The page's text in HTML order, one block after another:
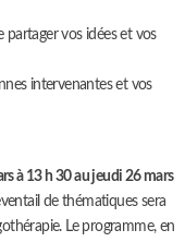
partager vos idées et vos
intervenantes et vos
à 13 h 30 au jeudi 26 mars
de thématiques sera
Le programme, en